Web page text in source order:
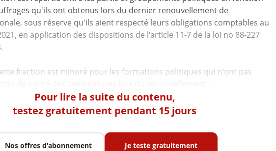
qu'ils ont obtenus lors du dernier renouvellement de
sous réserve qu'ils aient respecté leurs obligations comptables au
en application des dispositions de l'article 11-7 de la loi no 88-227
fraction est minoré pour les formations politiques qui n'ont pas
Pour lire la suite du contenu,
testez gratuitement pendant 15 jours
Nos offres d'abonnement Je teste gratuitement